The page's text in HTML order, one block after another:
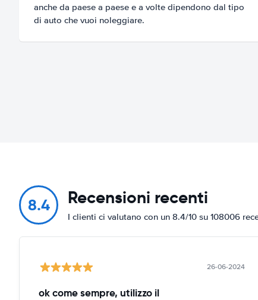
anche da paese a paese e a volte dipendono dal tipo
di auto che vuoi noleggiare.
8.4 Recensioni recenti
I clienti ci valutano con un 8.4/10 su 108006
26-06-2024
ok come sempre, utilizzo il